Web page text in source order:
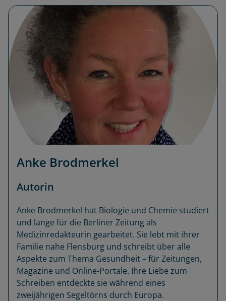
Anke Brodmerkel
Autorin
Anke Brodmerkel hat Biologie und Chemie studiert
und lange für die Berliner Zeitung als
Medizinredakteurin gearbeitet. Sie lebt mit ihrer
Familie nahe Flensburg und schreibt über alle
Aspekte zum Thema Gesundheit – für Zeitungen,
Magazine und Online-Portale. Ihre Liebe zum
Schreiben entdeckte sie während eines
zweijährigen Segeltörns durch Europa.